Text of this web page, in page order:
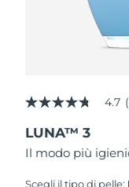
4.7
su
5
,
di
4.7
LUNA™ 3
Il modo più
Scegli il tipo di pelle: